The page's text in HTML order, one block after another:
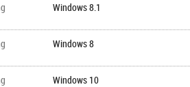
Windows 8.1
Windows 8
Windows 10